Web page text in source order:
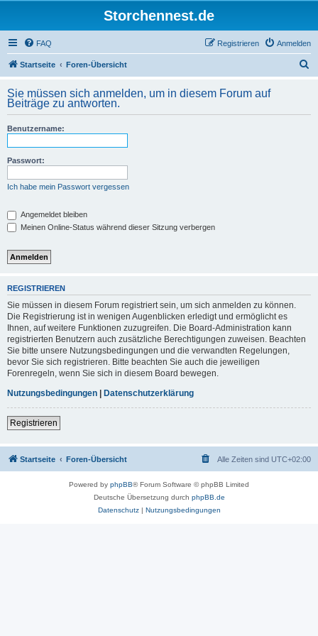
Storchennest.de
FAQ Anmelden
Registrieren
Startseite Foren-Übersicht
h
Sie müssen sich anmelden, um in diesem Forum auf
Beiträge zu antworten.
Benutzername:
Passwort:
Ich habe mein Passwort vergessen
Angemeldet bleiben
Meinen Online-Status während dieser Sitzung verbergen
REGISTRIEREN
Sie müssen in diesem Forum registriert sein, um sich anmelden zu können.
Die Registrierung ist in wenigen Augenblicken erledigt und ermöglicht es
Ihnen, auf weitere Funktionen zuzugreifen. Die Board-Administration kann
registrierten Benutzern auch zusätzliche Berechtigungen zuweisen. Beachten
Sie bitte unsere Nutzungsbedingungen und die verwandten Regelungen,
bevor Sie sich registrieren. Bitte beachten Sie auch die jeweiligen
Forenregeln, wenn Sie sich in diesem Board bewegen.
Nutzungsbedingungen | Datenschutzerklärung
Registrieren
Startseite Foren-Übersicht Alle Zeiten sind UTC+02:00
Powered by phpBB® Forum Software © phpBB Limited
Deutsche Übersetzung durch phpBB.de
Datenschutz| Nutzungsbedingungen